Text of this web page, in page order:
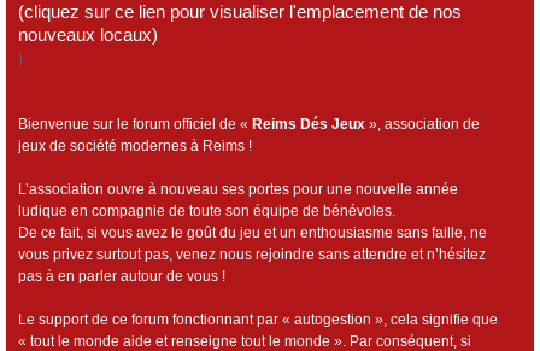
(cliquez sur ce lien pour visualiser l'emplacement de nos
nouveaux locaux)
)
Bienvenue sur le forum officiel de « Reims Dés Jeux », association de
jeux de société modernes à Reims !
L’association ouvre à nouveau ses portes pour une nouvelle année
ludique en compagnie de toute son équipe de bénévoles.
De ce fait, si vous avez le goût du jeu et un enthousiasme sans faille, ne
vous privez surtout pas, venez nous rejoindre sans attendre et n’hésitez
pas à en parler autour de vous !
Le support de ce forum fonctionnant par « autogestion », cela signifie que
« tout le monde aide et renseigne tout le monde ». Par conséquent, si